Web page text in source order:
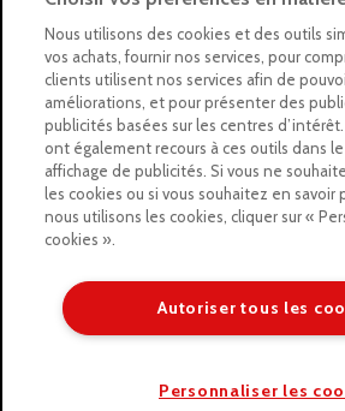
Trouver nos magasins
La newsletter des magasins
Feuilleter le Guide
Gratuit : intégrer le Guide
Marques Beaux-Arts
Matériel pour l’aquarelle
Matériel pour l’acrylique
Matériel pour l’huile
Copyright © 2026 LE GEANT
Nous utilisons des cookies et des outils
vos achats, fournir nos services, pour
clients utilisent nos services afin de
améliorations, et pour présenter des
publicités basées sur les centres
ont également recours à ces outils dans
affichage de publicités. Si vous ne
les cookies ou si vous souhaitez en savoir
nous utilisons les cookies, cliquer sur «
cookies ».
Autoriser tous les
Personnaliser les